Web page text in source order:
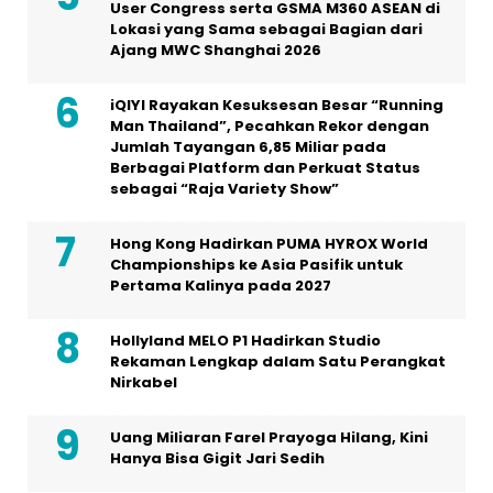
User Congress serta GSMA M360 ASEAN di
Lokasi yang Sama sebagai Bagian dari
Ajang MWC Shanghai 2026
iQIYI Rayakan Kesuksesan Besar “Running
Man Thailand”, Pecahkan Rekor dengan
Jumlah Tayangan 6,85 Miliar pada
Berbagai Platform dan Perkuat Status
sebagai “Raja Variety Show”
Hong Kong Hadirkan PUMA HYROX World
Championships ke Asia Pasifik untuk
Pertama Kalinya pada 2027
Hollyland MELO P1 Hadirkan Studio
Rekaman Lengkap dalam Satu Perangkat
Nirkabel
Uang Miliaran Farel Prayoga Hilang, Kini
Hanya Bisa Gigit Jari Sedih